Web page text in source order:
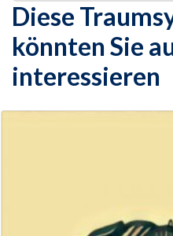
Diese
könnten Sie
interessieren